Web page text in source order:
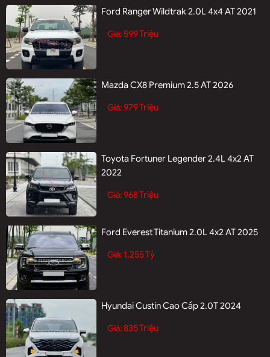
Ford Ranger Wildtrak 2.0L 4x4 AT 2021
Giá:599 Triệu
Mazda CX8 Premium 2.5 AT 2026
Giá:979 Triệu
Toyota Fortuner Legender 2.4L 4x2 AT
2022
Giá:968 Triệu
Ford Everest Titanium 2.0L 4x2 AT 2025
Giá: 1,255 Tỷ
Hyundai Custin Cao Cấp 2.0T 2024
Giá:835 Triệu